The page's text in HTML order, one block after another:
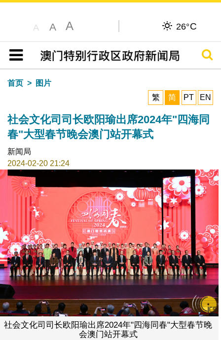
A A A 26°C
目录
搜寻
首页
图片
繁
简 PT EN
社会文化司司长欧阳瑜出席2024年"四海同
春"大型春节晚会澳门站开幕式
新闻局
2024-02-20 21:24
社会文化司司长欧阳瑜出席2024年"四海同春"大型春节晚
会澳门站开幕式